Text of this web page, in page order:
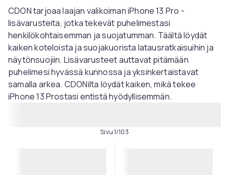
CDON tarjoaa laajan valikoiman iPhone 13 Pro -
lisävarusteita, jotka tekevät puhelimestasi
henkilökohtaisemman ja suojatumman. Täältä löydät
kaiken koteloista ja suojakuorista latausratkaisuihin ja
näytönsuojiin. Lisävarusteet auttavat pitämään
puhelimesi hyvässä kunnossa ja yksinkertaistavat
samalla arkea. CDONilta löydät kaiken, mikä tekee
iPhone 13 Prostasi entistä hyödyllisemmän.
Sivu 1/103